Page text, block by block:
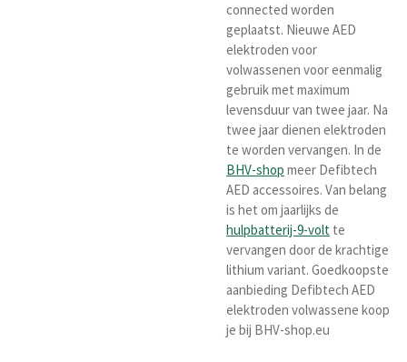
connected worden
geplaatst. Nieuwe AED
elektroden voor
volwassenen voor eenmalig
gebruik met maximum
levensduur van twee jaar. Na
twee jaar dienen elektroden
te worden vervangen. In de
BHV-shop meer Defibtech
AED accessoires. Van belang
is het om jaarlijks de
hulpbatterij-9-volt te
vervangen door de krachtige
lithium variant. Goedkoopste
aanbieding Defibtech AED
elektroden volwassene koop
je bij BHV-shop.eu